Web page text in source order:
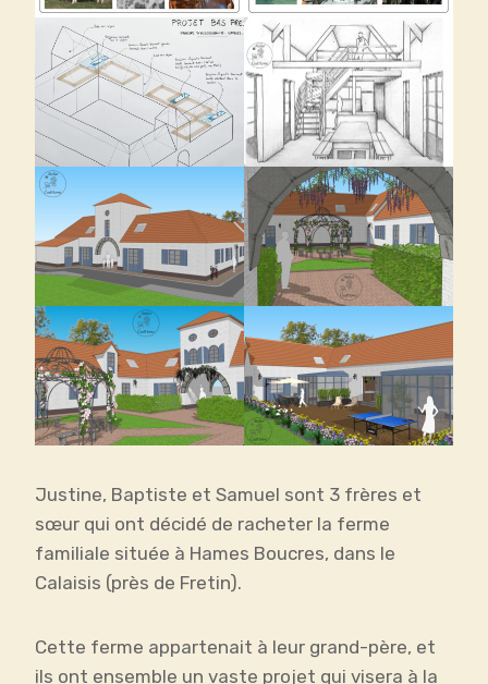
Justine, Baptiste et Samuel sont 3 frères et
sœur qui ont décidé de racheter la ferme
familiale située à Hames Boucres, dans le
Calaisis (près de Fretin).
Cette ferme appartenait à leur grand-père, et
ils ont ensemble un vaste projet qui visera à la